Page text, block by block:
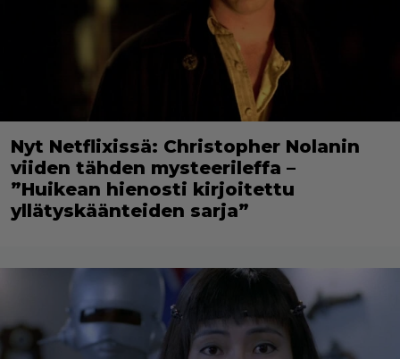
Nyt Netflixissä: Christopher Nolanin
viiden tähden mysteerileffa –
”Huikean hienosti kirjoitettu
yllätyskäänteiden sarja”